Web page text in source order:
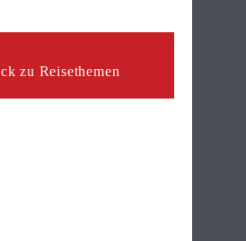
zu Reisethemen